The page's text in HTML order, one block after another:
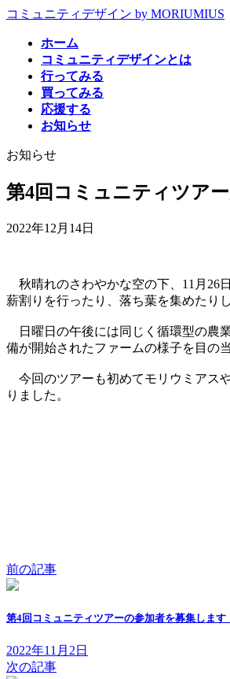
コ
プ
ナ
動
コミュニティデザイン by MORIUMIUS
ホーム
コミュニティデザインとは
行ってみる
買ってみる
応援する
お知らせ
お知らせ
第4回コミュニティツア
2022年12月14日
秋晴れのさわやかな空の下、11月26
薪割りを行ったり、落ち葉を集めたり
日曜日の午後には同じく循環型の農
備が開始されたファームの様子を目の
今回のツアーも初めてモリウミアス
りました。
前の記事
第4回コミュニティツアーの参加者を募集します
2022年11月2日
次の記事